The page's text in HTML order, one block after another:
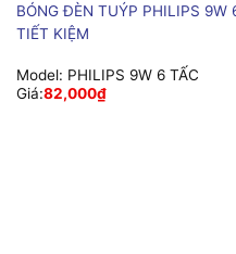
BÓNG ĐÈN TUÝP PHILIPS 9W
TIẾT KIỆM
Model: PHILIPS 9W 6 TẤC
Giá:82,000₫